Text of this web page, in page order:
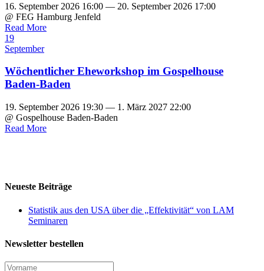
16. September 2026 16:00 — 20. September 2026 17:00
@ FEG Hamburg Jenfeld
Read More
19
September
Wöchentlicher Eheworkshop im Gospelhouse
Baden-Baden
19. September 2026 19:30 — 1. März 2027 22:00
@ Gospelhouse Baden-Baden
Read More
Neueste Beiträge
Statistik aus den USA über die „Effektivität“ von LAM
Seminaren
Newsletter bestellen